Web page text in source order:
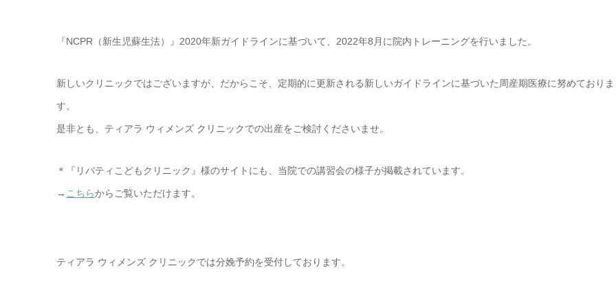
『NCPR（新生児蘇生法）』2020年新ガイドラインに基づいて、2022年8月に院内トレーニングを行いました。
新しいクリニックではございますが、だからこそ、定期的に更新される新しいガイドラインに基づいた周産期医療に努めておりま
す。
是非とも、ティアラ ウィメンズ クリニックでの出産をご検討くださいませ。
＊『リバティこどもクリニック』様のサイトにも、当院での講習会の様子が掲載されています。
→ こちらからご覧いただけます。
ティアラ ウィメンズ クリニックでは分娩予約を受付しております。